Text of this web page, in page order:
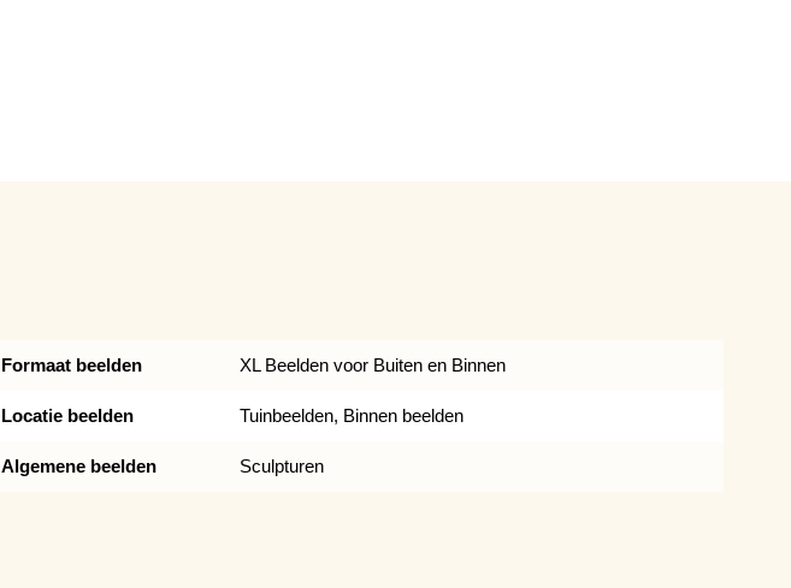
Formaat beelden XL Beelden voor Buiten en Binnen
Locatie beelden Tuinbeelden, Binnen beelden
Algemene beelden Sculpturen